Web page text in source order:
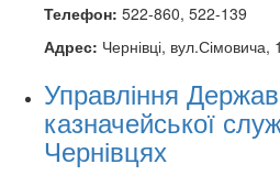
Телефон: 522-860, 522-139
Адрес: Чернівці, вул.Сімовича,
Управління
казначейської
Чернівцях